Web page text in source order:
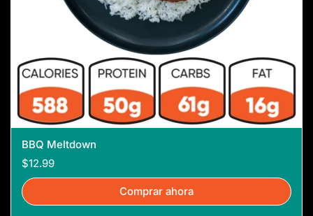
BBQ Meltdown
$12.99
Comprar ahora